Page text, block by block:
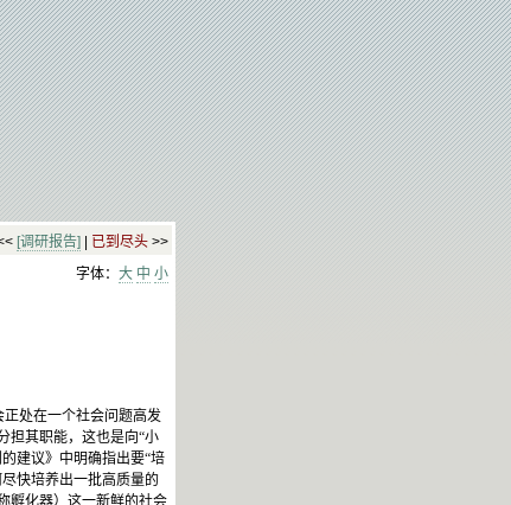
[调研报告] 已到尽头 >>
字体： 大 中 小
处在一个社会问题高发
担其职能，这也是向“小
建议》中明确指出要“培
快培养出一批高质量的
孵化器）这一新鲜的社会